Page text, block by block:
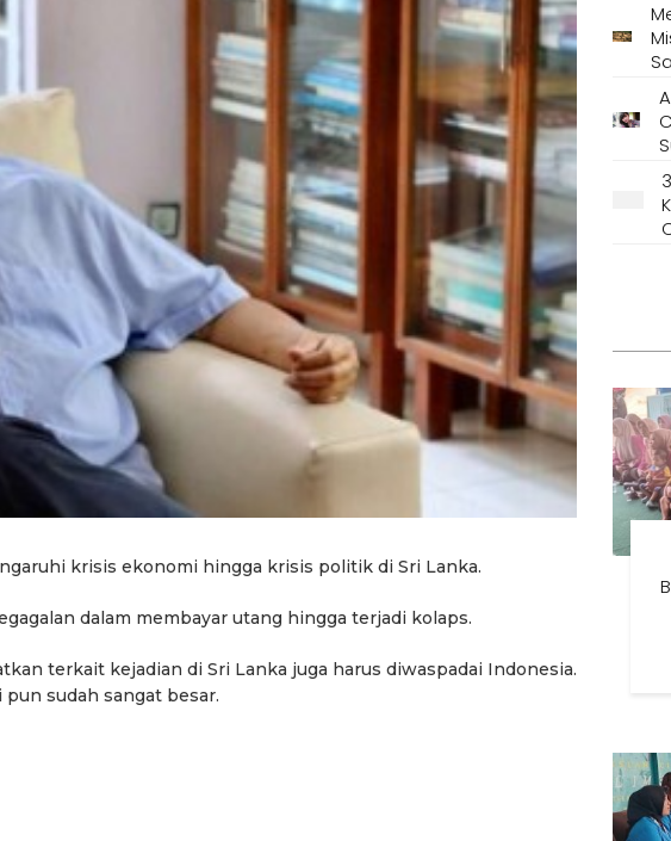
krisis ekonomi hingga krisis politik di Sri Lanka.
dalam membayar utang hingga terjadi kolaps.
terkait kejadian di Sri Lanka juga harus diwaspadai Indonesia.
sudah sangat besar.